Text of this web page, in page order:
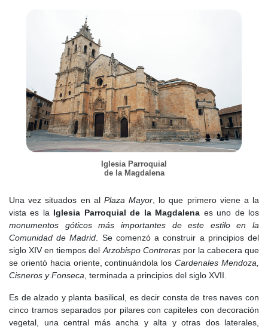
Iglesia Parroquial
de la Magdalena
Una vez situados en al Plaza Mayor, lo que primero viene a la
vista es la Iglesia Parroquial de la Magdalena es uno de los
monumentos góticos más importantes de este estilo en la
Comunidad de Madrid. Se comenzó a construir a principios del
siglo XIV en tiempos delArzobispo Contreraspor la cabecera que
se orientó hacia oriente, continuándola losCardenales Mendoza,
Cisneros y Fonseca, terminada a principios del siglo XVII.
Es de alzado y planta basilical, es decir consta de tres naves con
cinco tramos separados por pilares con capiteles con decoración
vegetal, una central más ancha y alta y otras dos laterales,